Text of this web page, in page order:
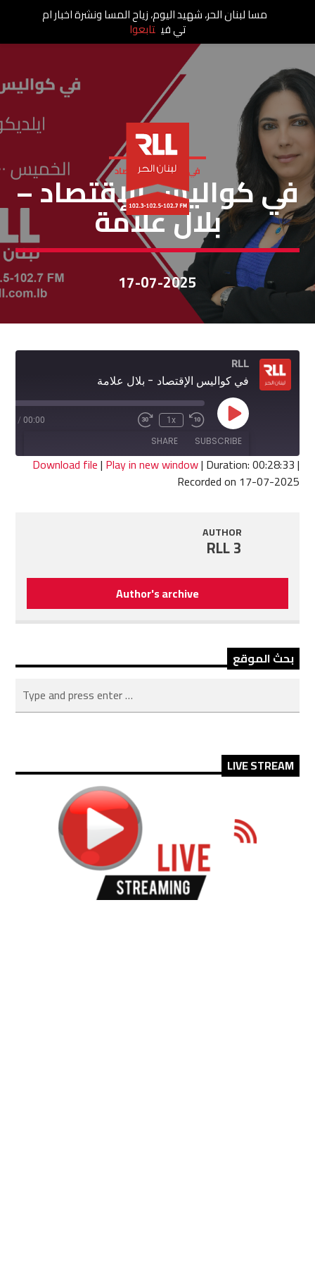
في كواليس الإقتصاد
في كواليس الإقتصاد –
بلال علامة
17-07-2025
RLL
في كواليس الإقتصاد - بلال علامة
Play
Episode
Rewind
10
Seconds
1x
Fast
seconds
00:00
/
SUBSCRIBE
SHARE
SHARE
Download file| Play in new window| Duration: 00:28:33|
Recorded on 17-07-2025
AUTHOR
RLL 3
Author's archive
بحث الموقع
LIVE STREAM
مسا لبنان الحر، شهيد اليوم، زياح المسا ونشرة اخبار ام
تي في تابعوا